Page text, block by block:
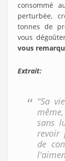
consommé
perturbée,
tonnes de
vous
vous
Extrait:
"Sa
sans
revoir
de